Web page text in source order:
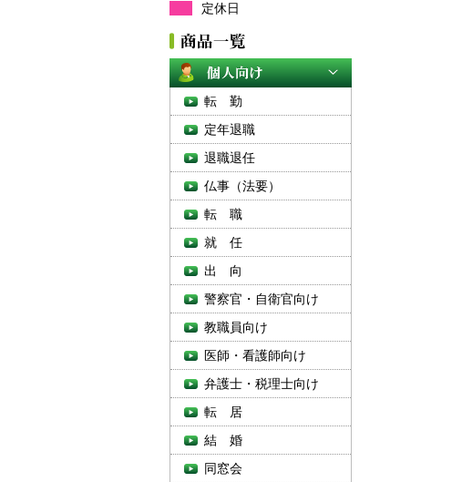
定休日
転 勤
定年退職
退職退任
仏事（法要）
転 職
就 任
出 向
警察官・自衛官向け
教職員向け
医師・看護師向け
弁護士・税理士向け
転 居
結 婚
同窓会